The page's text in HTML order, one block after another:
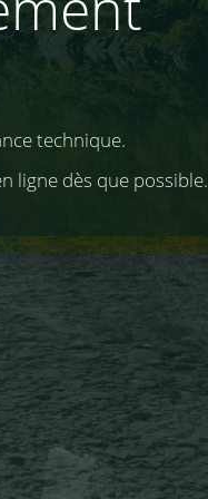
technique.
ligne dès que possible.